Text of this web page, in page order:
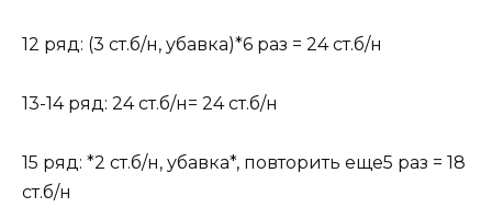
12 ряд: (3 ст.б/н, убавка)*6 раз = 24 ст.б/н
13-14 ряд: 24 ст.б/н= 24 ст.б/н
15 ряд: *2 ст.б/н, убавка*, повторить еще5 раз = 18
ст.б/н